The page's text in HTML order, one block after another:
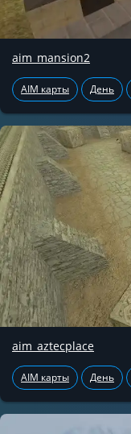
aim_mansion2
AIM карты День
aim_aztecplace
AIM карты День